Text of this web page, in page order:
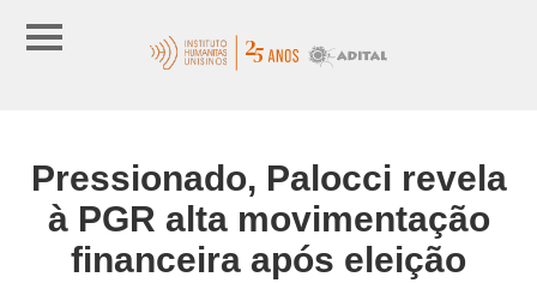
Pressionado, Palocci revela
à PGR alta movimentação
financeira após eleição